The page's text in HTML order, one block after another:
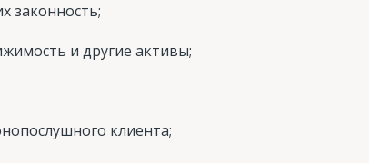
законность;
и другие активы;
клиента;